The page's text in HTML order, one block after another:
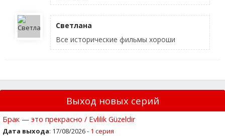
Светлана
Все исторические фильмы хороши
Выход новых серий
Брак — это прекрасно / Evlilik Güzeldir
Дата выхода: 17/08/2026 - 1 серия